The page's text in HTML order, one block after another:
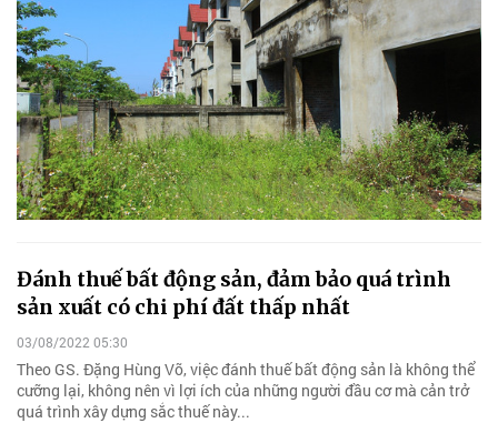
Đánh thuế bất động sản, đảm bảo quá trình
sản xuất có chi phí đất thấp nhất
03/08/2022 05:30
Theo GS. Đặng Hùng Võ, việc đánh thuế bất động sản là không thể
cưỡng lại, không nên vì lợi ích của những người đầu cơ mà cản trở
quá trình xây dựng sắc thuế này...